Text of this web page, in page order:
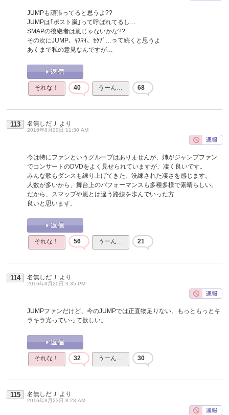
JUMPも頑張ってると思うよ??
JUMPは｢ポスト嵐｣って呼ばれてるし…
SMAPの後継者は嵐じゃないかな??
その次にJUMP、ｷｽﾏｲ、ｾｸｿﾞ…って続くと思うよ
あくまで私の意見なんですが…
それな！ 40 うーん… 68
113 名無しだＪ より
2016年8月20日 11:30 AM
今は特にファンというグループはありませんが、姉がジャンプファン
でコンサートのDVDをよく見せられていますが、凄く良いです。
みんな歌もダンスも練り上げてきた、洗練された凄さを感じます。
人数が多いから、舞台上のパフォーマンスも多種多様で素晴らしい。
だから、スマップや嵐とは違う路線を歩んでいった方
良いと思います。
それな！ 56 うーん… 21
114 名無しだＪ より
2016年8月20日 9:35 PM
JUMPファンだけど、今のJUMPでは正直物足りない。もっともっとキ
ラキラ光っていって欲しい。
それな！ 32 うーん… 30
115 名無しだＪ より
2016年8月23日 8:23 AM